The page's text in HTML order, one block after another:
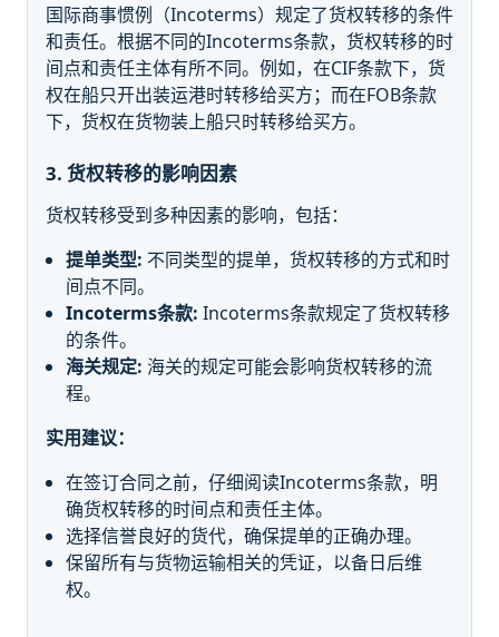
国际商事惯例（Incoterms）规定了货权转移的条件
和责任。根据不同的Incoterms条款，货权转移的时
间点和责任主体有所不同。例如，在CIF条款下，货
权在船只开出装运港时转移给买方；而在FOB条款
下，货权在货物装上船只时转移给买方。
3. 货权转移的影响因素
货权转移受到多种因素的影响，包括：
提单类型: 不同类型的提单，货权转移的方式和时
间点不同。
Incoterms条款: Incoterms条款规定了货权转移
的条件。
海关规定: 海关的规定可能会影响货权转移的流
程。
实用建议：
在签订合同之前，仔细阅读Incoterms条款，明
确货权转移的时间点和责任主体。
选择信誉良好的货代，确保提单的正确办理。
保留所有与货物运输相关的凭证，以备日后维
权。